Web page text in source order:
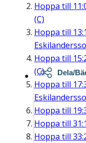
Hoppa till
(C)
Hoppa till
Hoppa till
(C)
Hoppa till
Hoppa till
Hoppa till
Hoppa till
Dela/